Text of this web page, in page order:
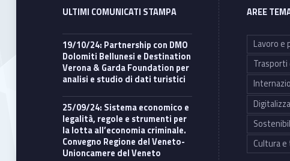
ULTIMI COMUNICATI STAMPA
19/10/24: Partnership con DMO
Dolomiti Bellunesi e Destination
Verona & Garda Foundation per
analisi e studio di dati turistici
25/09/24: Sistema economico e
legalità, regole e strumenti per
la lotta all’economia criminale.
Convegno Regione del Veneto-
Unioncamere del Veneto
AREE
Lavoro e
Cultura